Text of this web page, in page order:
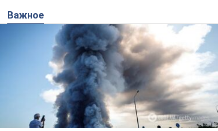
Важное